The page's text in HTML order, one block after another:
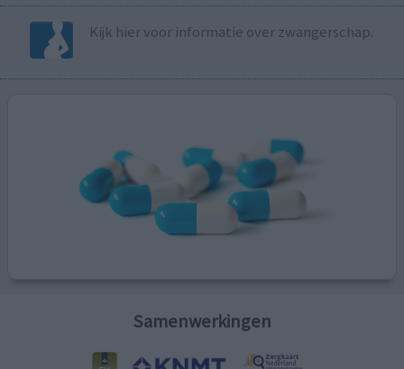
Kijk hier voor informatie over zwangerschap.
Samenwerkingen